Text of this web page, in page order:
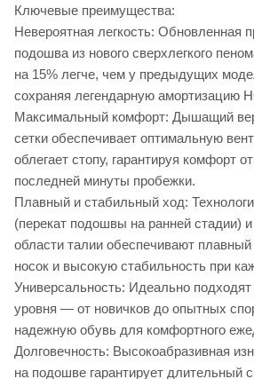
Ключевые преимущества:
Невероятная легкость: Обновленная
подошва из нового сверхлегкого
на 15% легче, чем у предыдущих
сохраняя легендарную амортизацию
Максимальный комфорт: Дышащий
сетки обеспечивает оптимальную
облегает стопу, гарантируя комфорт
последней минуты пробежки.
Плавный и стабильный ход:
(перекат подошвы на ранней стадии)
области талии обеспечивают плавный
носок и высокую стабильность при
Универсальность: Идеально
уровня — от новичков до опытных
надежную обувь для комфортного
Долговечность: Высокоабразивная
на подошве гарантирует длительный